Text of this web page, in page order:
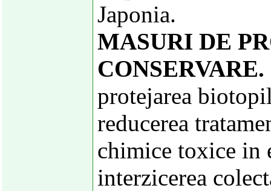
Japonia.
MASURI DE
CONSERVARE.
protejarea
reducerea
chimice toxice in
interzicerea